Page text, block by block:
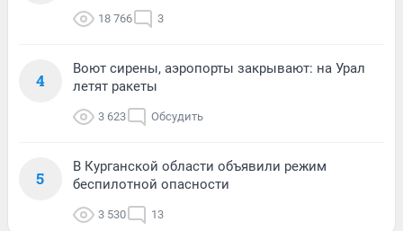
18 766 3
4
Воют сирены, аэропорты закрывают: на Урал
летят ракеты
3 623 Обсудить
5
В Курганской области объявили режим
беспилотной опасности
3 530 13